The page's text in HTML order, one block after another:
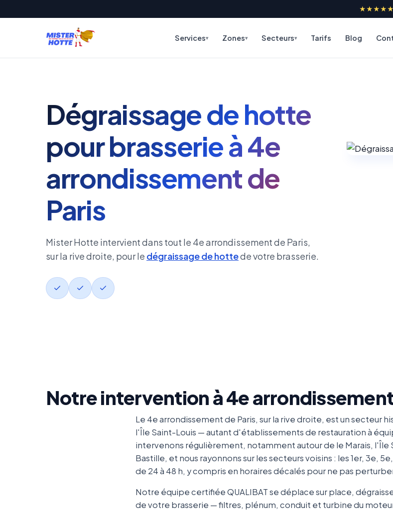
★★★★★
Services Zones Secteurs Tarifs Blog
Dégraissage de hotte
pour brasserie à 4e
arrondissement de
Paris
Mister Hotte intervient dans tout le 4e arrondissement de Paris,
sur la rive droite, pour le dégraissage de hottede votre brasserie.
Notre intervention à 4e
Le 4e arrondissement de Paris, sur la rive droite, est un secteur
l'Île Saint-Louis — autant d'établissements de restauration à
intervenons régulièrement, notamment autour de le Marais,
Bastille, et nous rayonnons sur les secteurs voisins : les 1er, 3e,
de 24 à 48 h, y compris en horaires décalés pour ne pas
Notre équipe certifiée QUALIBAT se déplace sur place,
de votre brasserie — filtres, plénum, conduit et turbine du